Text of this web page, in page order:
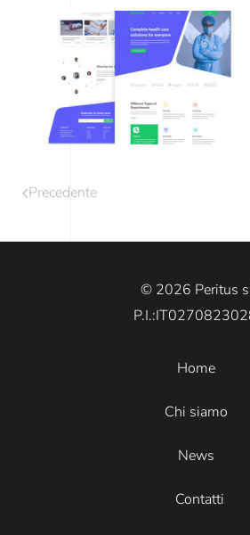
Precedente
© 2026 Peritus
Home
Chi siamo
News
Contatti